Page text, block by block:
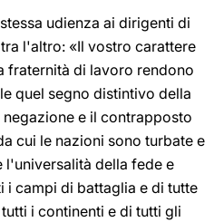
udienza ai dirigenti di
l'altro: «Il vostro carattere
fraternità di lavoro rendono
quel segno distintivo della
e il contrapposto
cui le nazioni sono turbate e
della fede e
i campi di battaglia e di tutte
i continenti e di tutti gli